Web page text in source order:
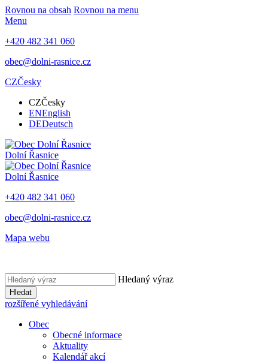
Rovnou na obsah Rovnou na menu
Menu
+420 482 341 060
obec@dolni-rasnice.cz
CZČesky
CZČesky
ENEnglish
DEDeutsch
Dolní Řasnice
Dolní Řasnice
+420 482 341 060
obec@dolni-rasnice.cz
Mapa webu
Hledaný výraz
Hledat
rozšířené vyhledávání
Obec
Obecné informace
Aktuality
Kalendář akcí